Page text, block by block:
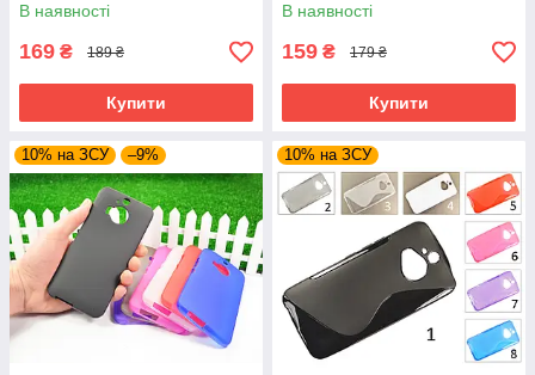
В наявності
169 ₴ 189 ₴
Купити
В наявності
159 ₴ 179 ₴
Купити
10% на ЗСУ –9% 10% на ЗСУ